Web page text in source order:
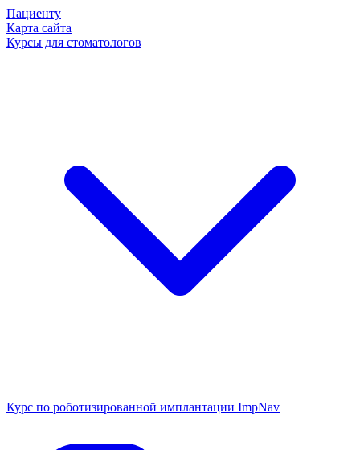
Пациенту
Карта сайта
Курсы для стоматологов
Курс по роботизированной имплантации ImpNav